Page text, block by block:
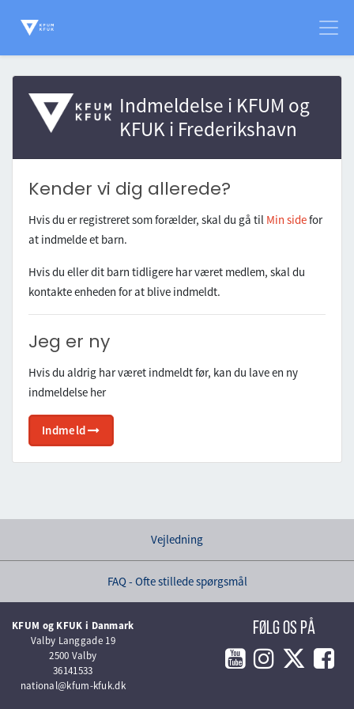
Indmeldelse i KFUM og
KFUK i Frederikshavn
Kender vi dig allerede?
Hvis du er registreret som forælder, skal du gå til Min sidefor
at indmelde et barn.
Hvis du eller dit barn tidligere har været medlem, skal du
kontakte enheden for at blive indmeldt.
Jeg er ny
Hvis du aldrig har været indmeldt før, kan du lave en ny
indmeldelse her
Indmeld
Vejledning
FAQ - Ofte stillede spørgsmål
KFUM og KFUK i Danmark
Valby Langgade 19
2500 Valby
36141533
national@kfum-kfuk.dk
Følg os på